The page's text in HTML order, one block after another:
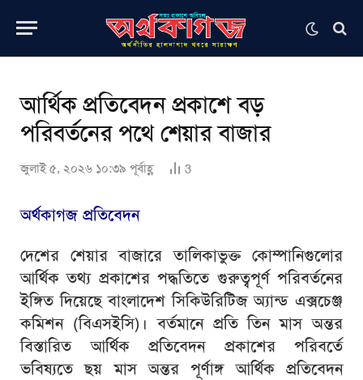
আর্থিক প্রতিবেদন প্রকাশে বড়
পরিবর্তনের পথে শেয়ার বাজার
জুলাই ৫, ২০২৬ ১০:৩৯ পূর্বাহ্ণ 3
অর্থকাগজ প্রতিবেদন
দেশের শেয়ার বাজারে তালিকাভুক্ত কোম্পানিগুলোর
আর্থিক তথ্য প্রকাশের পদ্ধতিতে গুরুত্বপূর্ণ পরিবর্তনের
ইঙ্গিত দিয়েছে বাংলাদেশ সিকিউরিটিজ অ্যান্ড এক্সচেঞ্জ
কমিশন (বিএসইসি)। বর্তমানে প্রতি তিন মাস অন্তর
বিস্তারিত আর্থিক প্রতিবেদন প্রকাশের পরিবর্তে
ভবিষ্যতে ছয় মাস অন্তর পূর্ণাঙ্গ আর্থিক প্রতিবেদন